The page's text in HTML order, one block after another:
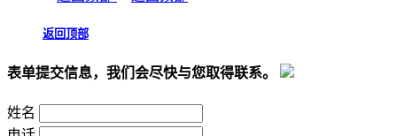
返回顶部
表单提交信息，我们会尽快与您取得联系。
姓名